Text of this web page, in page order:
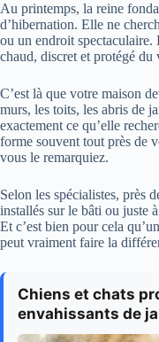
Au printemps, la reine
d’hibernation. Elle ne
ou un endroit
chaud, discret et protégé du
C’est là que votre maison
murs, les toits, les abris de
exactement ce qu’elle
forme souvent tout près de
vous le remarquiez.
Selon les spécialistes, près
installés sur le bâti ou juste
Et c’est bien pour cela
peut vraiment faire la
Chiens et chats
envahissants de